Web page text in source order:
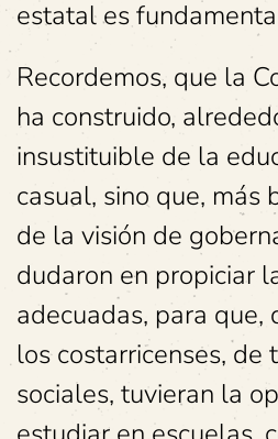
estatal es
Recordemos, que la
ha construido,
insustituible de la
casual, sino que, más
de la visión de
dudaron en propiciar
adecuadas, para que,
los costarricenses, de
sociales, tuvieran la